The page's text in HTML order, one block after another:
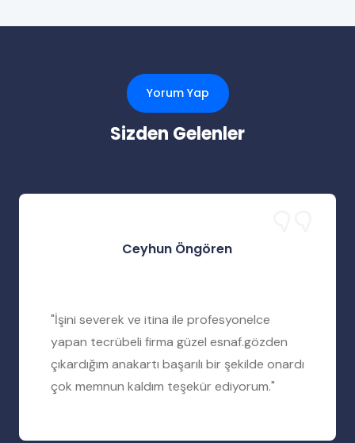
Yorum Yap
Sizden Gelenler
Ceyhun Öngören
"İşini severek ve itina ile profesyonelce
yapan tecrübeli firma güzel esnaf.gözden
çıkardığım anakartı başarılı bir şekilde onardı
çok memnun kaldım teşekür ediyorum."